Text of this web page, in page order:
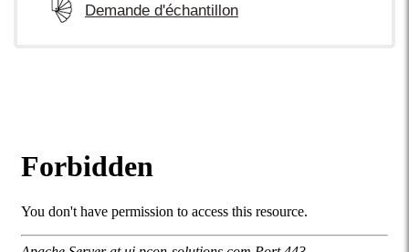
Demande d'échantillon